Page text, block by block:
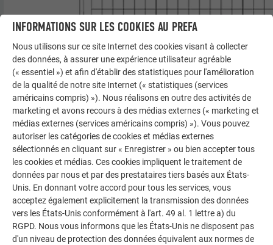
Croquis : tuile solaire grand format
PROPRIÉTÉS ÉLECTRIQUES EN CONDITIONS DE TEST STANDARD EN
LABORATOIRE
Puissance nominale P MPP
Tension nominale UMPP 16,38 V
Intensité nominale I 6,11 A
INFORMATIONS SUR LES COOKIES AU PREFA
Nous utilisons sur ce site Internet des cookies visant à collecter
des données, à assurer une expérience utilisateur agréable
(« essentiel ») et afin d'établir des statistiques pour l'amélioration
de la qualité de notre site Internet (« statistiques (services
américains compris) »). Nous réalisons en outre des activités de
marketing et avons recours à des médias externes (« marketing et
médias externes (services américains compris) »). Vous pouvez
autoriser les catégories de cookies et médias externes
sélectionnés en cliquant sur « Enregistrer » ou bien accepter tous
les cookies et médias. Ces cookies impliquent le traitement de
données par nous et par des prestataires tiers basés aux États-
Unis. En donnant votre accord pour tous les services, vous
acceptez également explicitement la transmission des données
vers les États-Unis conformément à l'art. 49 al. 1 lettre a) du
RGPD. Nous vous informons que les États-Unis ne disposent pas
d'un niveau de protection des données équivalent aux normes de